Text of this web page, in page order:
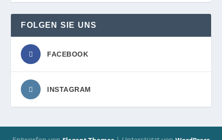
FOLGEN SIE UNS
FACEBOOK
INSTAGRAM